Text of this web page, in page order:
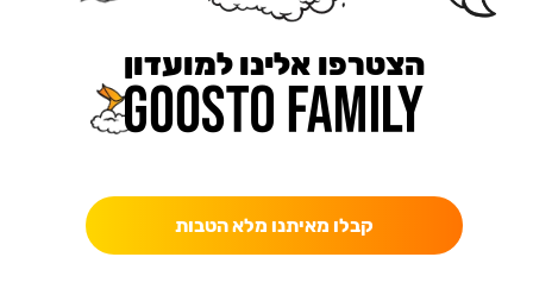
הצטרפו אלינו למועדון
קבלו מאיתנו מלא הטבות